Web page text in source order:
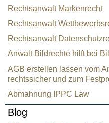
Rechtsanwalt Markenrecht
Rechtsanwalt
Rechtsanwalt
Anwalt Bildrechte hilft bei
AGB erstellen lassen vom
rechtssicher und zum
Abmahnung IPPC Law
Blog